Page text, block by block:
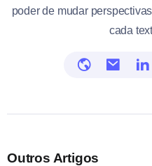
poder de mudar
cada
Outros Artigos